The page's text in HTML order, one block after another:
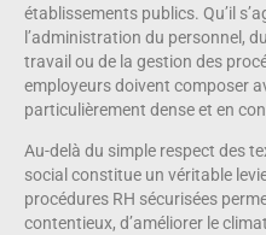
établissements publics. Qu’il
l’administration du personnel,
travail ou de la gestion des
employeurs doivent composer
particulièrement dense et en
Au-delà du simple respect des
social constitue un véritable
procédures RH sécurisées
contentieux, d’améliorer le